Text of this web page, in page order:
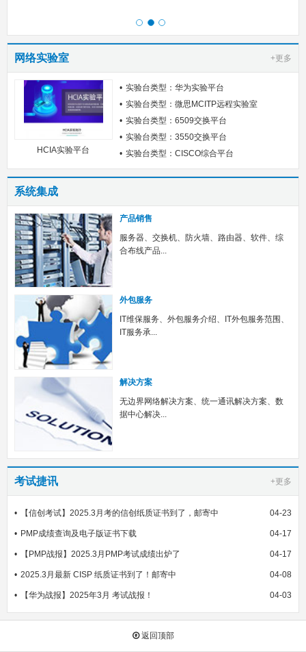
网络实验室 +更多
HCIA实验平台
实验台类型：华为实验平台
实验台类型：微思MCITP远程实验室
实验台类型：6509交换平台
实验台类型：3550交换平台
实验台类型：CISCO综合平台
系统集成
产品销售
服务器、交换机、防火墙、路由器、软件、综
合布线产品...
外包服务
IT维保服务、外包服务介绍、IT外包服务范围、
IT服务承...
解决方案
无边界网络解决方案、统一通讯解决方案、数
据中心解决...
考试捷讯 +更多
【信创考试】2025.3月考的信创纸质证书到了，邮寄中 04-23
PMP成绩查询及电子版证书下载 04-17
【PMP战报】2025.3月PMP考试成绩出炉了 04-17
2025.3月最新 CISP 纸质证书到了！邮寄中 04-08
【华为战报】2025年3月 考试战报！ 04-03
返回顶部